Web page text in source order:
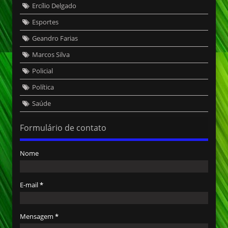
Ercílio Delgado
Esportes
Geandro Farias
Marcos Silva
Policial
Política
Saúde
Formulário de contato
Nome
E-mail*
Mensagem *